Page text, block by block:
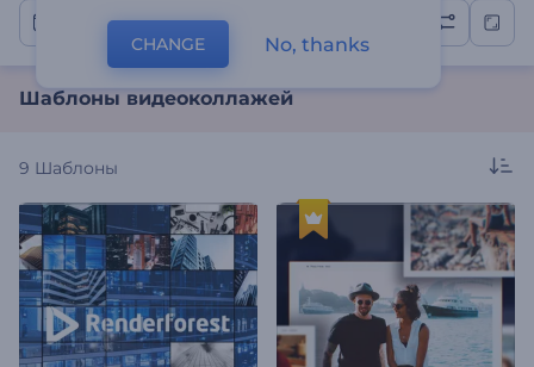
Видеоколлажи
Шаблоны видеоколлажей
9 Шаблоны
CHANGE No, thanks